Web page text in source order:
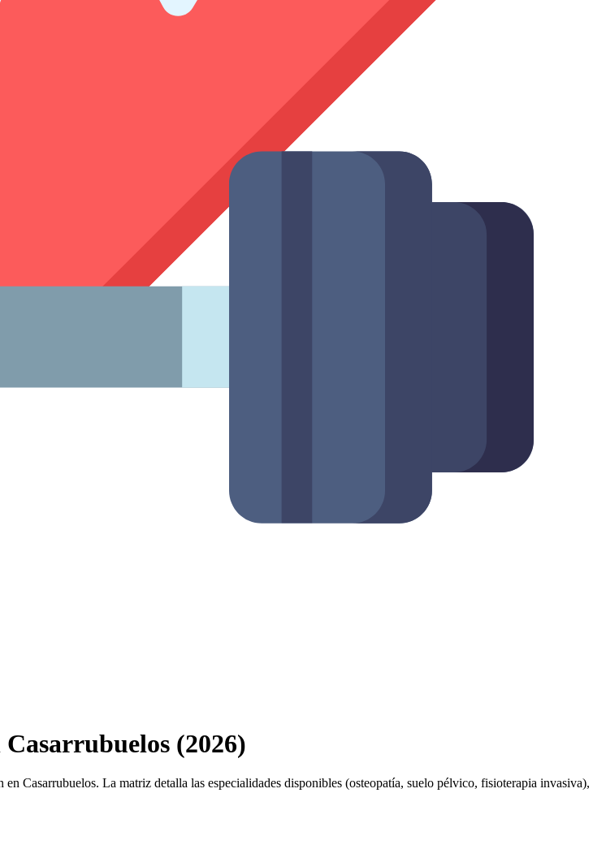
(2026)
Casarrubuelos. La matriz detalla las especialidades disponibles (osteopatía, suelo pélvico, fisioterapia invasiva),